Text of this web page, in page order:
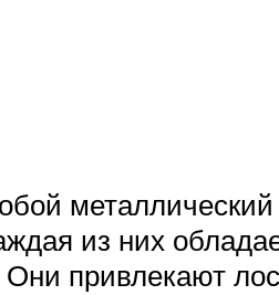
из них
привлекают